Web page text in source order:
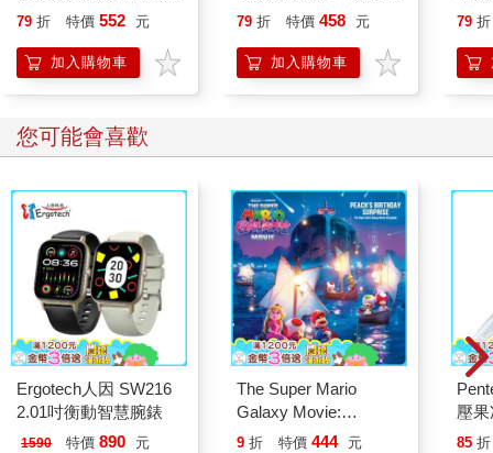
的，這種暖化趨勢持續不止，一直到今日都是如此（詳見圖8）。
全球年均溫紀錄上升並不是全球暖化議題變得盛行的唯一理由，
一九七○年代晚期及一九八○年代之際，全球氣候模式有了長足的
暖化，與大氣層中的二氧化碳加倍有關──接近實際上阿瑞尼士原
體的科學議題浮現，還有海洋載熱的作用。一九八○年代及一九九
○年代之際，大氣環流模式持續改進，從事這類模式研究的科學團
隊也增加了。一九九二年時，首次全面比較十四個大氣環流模式
的結果，成果約略一致，證實溫室氣體上升將會導致顯著的全球
暖化。
全球環保社會運動的崛起
一九八○年代時，大量草根環保運動開始擴展，尤其是在美國、加
拿大和英國。部分原因是對於一九八○年代右翼政府和消費經濟擴
張的反撲，部分則是因為媒體上環保相關的報導越來越多，預示
美學課，從對稱全等到
學之用與藝術之美
79 折 特價 552 元
加入購物車
出好決策
79 折 特價 458 元
加入購物車
解
79 折
您可能會喜歡
Ergotech人因 SW216
2.01吋衡動智慧腕錶
1590 特價 890 元
The Super Mario
Galaxy Movie:
Peach`s Birthday
9 折 特價 444 元
壓
桿
85 折